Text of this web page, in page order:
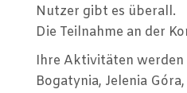
Nutzer gibt es überall.
Die Teilnahme an der
Ihre Aktivitäten
Bogatynia, Jelenia